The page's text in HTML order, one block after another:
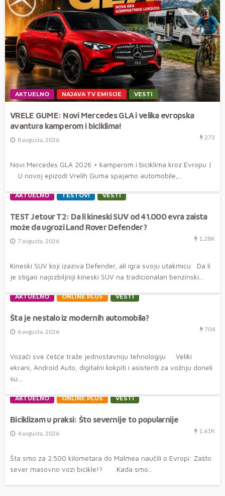
AKTUELNO NAJAVA TV EMISIJE VESTI
VRELE GUME: Novi Mercedes GLA i velika evropska
avantura kamperom i biciklima!
8 avgusta, 2026 273
Novi Mercedes GLA 2026 + kamperom i biciklima kroz Evropu |
U novoj epizodi Vrelih Guma spajamo automobile,...
AKTUELNO TESTOVI VESTI
TEST Jetour T2: Da li kineski SUV od 41.000 evra zaista
može da ugrozi Land Rover Defender?
7 avgusta, 2026 1.28K
Kineski SUV koji izaziva Defender, ali igra svoju utakmicu Da li
je stigao najozbiljniji kineski SUV na tradicionalan benzinski...
AKTUELNO ONLINE PLUS VESTI
Šta je nestalo iz modernih automobila?
6 avgusta, 2026 704
Vozači sve češće traže jednostavniju tehnologiju Veliki
ekrani, Android Auto, digitalni kokpiti i asistenti za vožnju doneli
su...
AKTUELNO ONLINE PLUS VESTI
Biciklizam u praksi: Što severnije to popularnije
4 avgusta, 2026 1.61K
Šta smo za 2.500 kilometara do Malmea naučili o Evropi: Zašto
sever masovno vozi bicikle!? Kada smo...